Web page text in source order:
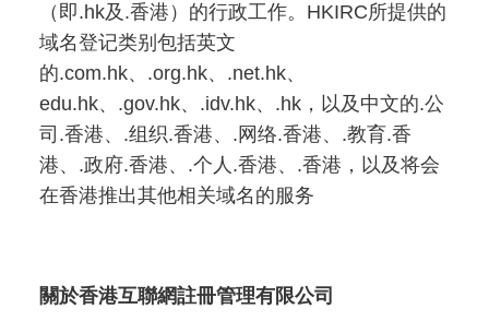
（即.hk及.香港）的行政工作。HKIRC所提供的
域名登记类别包括英文
的.com.hk、.org.hk、.net.hk、
edu.hk、.gov.hk、.idv.hk、.hk，以及中文的.公
司.香港、.组织.香港、.网络.香港、.教育.香
港、.政府.香港、.个人.香港、.香港，以及将会
在香港推出其他相关域名的服务
關於香港互聯網註冊管理有限公司